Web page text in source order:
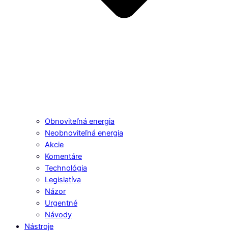
Obnoviteľná energia
Neobnoviteľná energia
Akcie
Komentáre
Technológia
Legislatíva
Názor
Urgentné
Návody
Nástroje